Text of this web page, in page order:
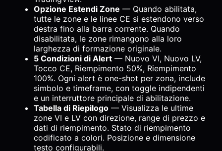
Opzione Estendi Zone — Quando abilitata,
tutte le zone e le linee CE si estendono verso
destra fino alla barra corrente. Quando
disabilitata, le zone rimangono alla loro
larghezza di formazione originale.
5 Condizioni di Alert — Nuovo VI, Nuovo LV,
Tocco CE, Riempimento 50%, Riempimento
100%. Ogni alert è one-shot per zona, include
simbolo e timeframe, con toggle indipendenti
e un interruttore principale di abilitazione.
Tabella di Riepilogo — Visualizza le ultime
zone VI e LV con direzione, range di prezzo e
dati di riempimento. Stato di riempimento
codificato a colori. Posizione e dimensione
testo configurabili.